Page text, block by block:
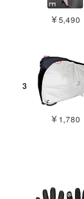
￥5,490
3
￥1,780